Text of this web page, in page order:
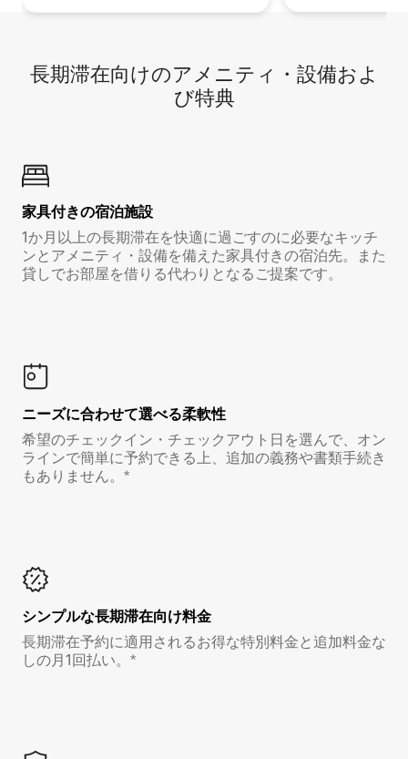
長期滞在向け⁠のア⁠メ⁠ニ⁠テ⁠ィ⁠・設⁠備⁠およ
び特⁠典
家具付き⁠の宿⁠泊⁠施⁠設
1か月以上の長期滞在を快適に過ごすのに必要なキッチ
ンとアメニティ・設備を備えた家具付きの宿泊先。また
貸しでお部屋を借りる代わりとなるご提案です。
ニーズに合わせて選べる柔軟性
希望のチェックイン・チェックアウト日を選んで、オン
ラインで簡単に予約できる上、追加の義務や書類手続き
もありません。*
シンプルな長期滞在向け料金
長期滞在予約に適用されるお得な特別料金と追加料金な
しの月1回払い。*